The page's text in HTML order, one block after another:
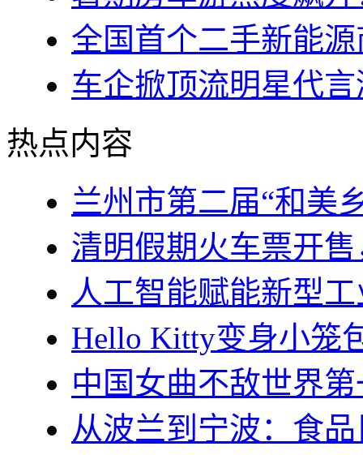
全国首个二手新能
车企掀顶流明星代
热点内容
兰州市第二届“和美
清明假期火车票开
人工智能赋能新型
Hello Kitty变身小笼
中国女曲不敌世界
从波兰到宁波：食品